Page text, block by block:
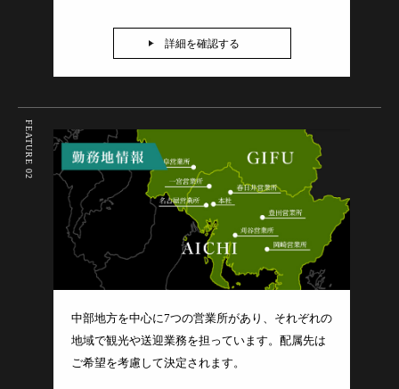
詳細を確認する
FEATURE 02
中部地方を中心に7つの営業所があり、それぞれの
地域で観光や送迎業務を担っています。配属先は
ご希望を考慮して決定されます。